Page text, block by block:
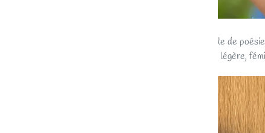
Pensé comme une bulle de
, une pièce légère,